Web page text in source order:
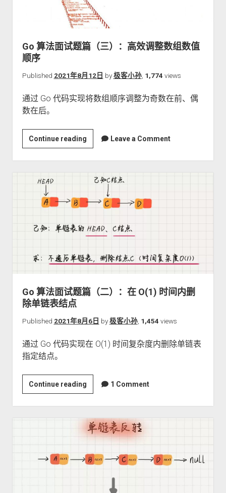
表
中
倒
第
个
点
Go 算法面试题篇（三）：高效调整数组数值
顺序
Published 2021年8月12日 by极客小孙, 1,774 views
通过 Go 代码实现将数组顺序调整为奇数在前、偶
数在后。
Continue readingGo
算
法
题
高
调
整
组
值
序
Leave a Comment
Go 算法面试题篇（二）：在 O(1) 时间内删
除单链表结点
Published 2021年8月6日 by极客小孙, 1,454 views
通过 Go 代码实现在 O(1) 时间复杂度内删除单链表
指定结点。
Continue readingGo
算
法
面
试
篇
1 Comment